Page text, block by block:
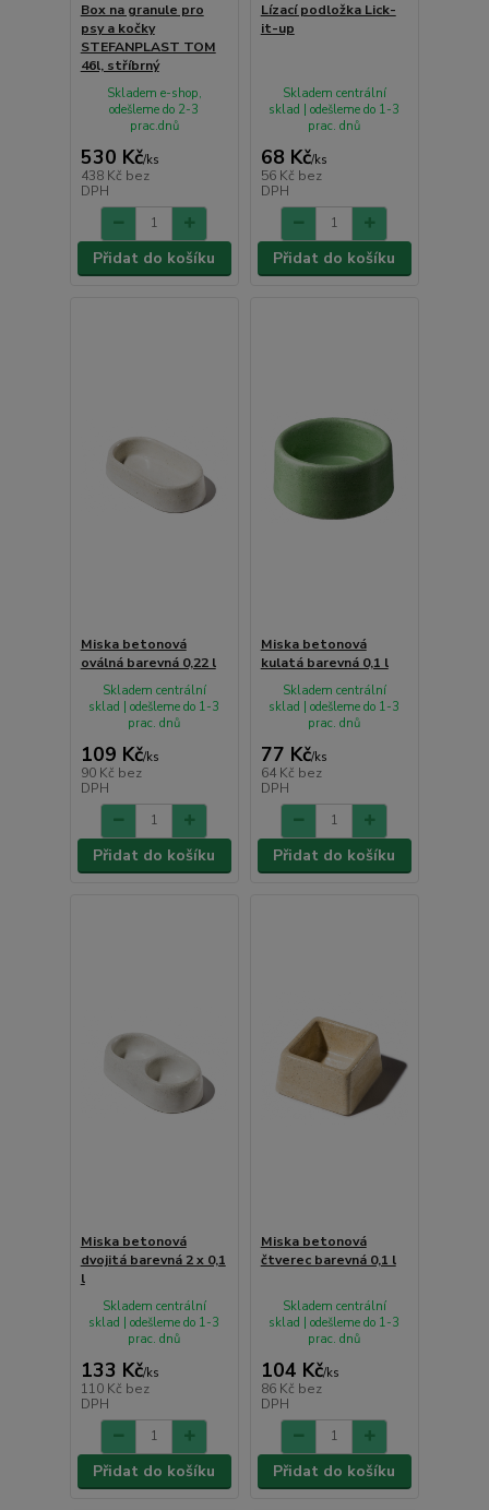
Box na granule pro
psy a kočky
STEFANPLAST TOM
46l, stříbrný
530 Kč/ks
438 Kč bez
DPH
Skladem e-shop,
odešleme do 2-3
prac.dnů
Přidat do košíku
Lízací podložka Lick-
it-up
68 Kč/ks
56 Kč bez
DPH
Skladem centrální
sklad | odešleme do 1-3
prac. dnů
Přidat do košíku
Miska betonová
oválná barevná 0,22 l
109 Kč/ks
90 Kč bez
DPH
Skladem centrální
sklad | odešleme do 1-3
prac. dnů
Přidat do košíku
Miska betonová
kulatá barevná 0,1 l
77 Kč/ks
64 Kč bez
DPH
Skladem centrální
sklad | odešleme do 1-3
prac. dnů
Přidat do košíku
Miska betonová
dvojitá barevná 2 x 0,1
l
133 Kč/ks
110 Kč bez
DPH
Skladem centrální
sklad | odešleme do 1-3
prac. dnů
Přidat do košíku
Miska betonová
čtverec barevná 0,1 l
104 Kč/ks
86 Kč bez
DPH
Skladem centrální
sklad | odešleme do 1-3
prac. dnů
Přidat do košíku